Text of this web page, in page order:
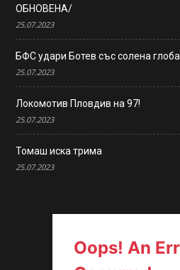
ОБНОВЕНА/
25.07.2023
БФС удари Ботев със солена глоба
25.07.2023
Локомотив Пловдив на 97!
25.07.2023
Томаш иска трима
25.07.2023